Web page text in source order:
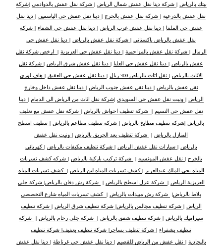
بيتك بالرياض | شركة دينا نقل عفش شمال الرياض | شركة نقل عفش بالدوادمي |شركة
نقل عفش بالدرعية | شركة نقل عفش بالخرج | دينا نقل عفش حي الياسمين | دينا نقل
عفش حي الملقا | دينا نقل عفش غرب الرياض | دينا نقل عفش حي الشفاء | شركة
نقل عفش بالرياض باكستاني | شركة نقل عفش بالرياض | دينا نقل عفش حي
الرمال | شركة نقل عفش بالمزاحمية | دينا نقل عفش حي العزيزية | ارخص شركة نقل
عفش بالرياض | دينا نقل عفش حي العليا | دينا نقل عفش شرق الرياض | شركة نقل
الاثاث بالرياض | نقل اثاث بالرياض 300 ريال | دينا نقل عفش حي العقيق | هاف لوري
نقل عفش بالرياض | دينا نقل عفش جنوب الرياض | دينا نقل عفش داخل وخارج
الرياض | ونيت نقل عفش حي السويدي |شركة نقل اثاث من الرياض الى الدمام | دينا
نقل عفش حي النسيم | شركة تنظيف احواش بالرياض | شركة نقل عفش مع تغليف
بالرياض |شركة تنظيف مطابخ بالرياض | شركة تنظيف مطاعم بالرياض | تنظيف اسطح
المنازل بالرياض | شركة تنظيف بعد الحريق بالرياض | ونيت نقل عفش
بالرياض | سيارات نقل عفش الرياض | شركة تنظيف مكيفات بالرياض | كهربائي
بالخرج | نقل عفش المونسيه | شركة تركيب باركية بالرياض | شركه كشف تسربات
المياه بحي الملك عبدالعزيز | كشف تسربات المياه لبن الرياض | كشف تسربات المياه
العزيزية الرياض | شركة عزل اسطح بالرياض | شركة رش دفان بالرياض| شركة جلي
بلاط بالرياض| شركة رش مبيدات بالرياض | كشف تسربات المياه شارع التخصصي
الرياض | شركة تنظيف مجالس بالرياض| شركة تنظيف شرق الرياض | شركة تنظيف
سيراميك بالرياض | شركة تنظيف شقق بالرياض | شركة جلى رخام بالرياض | شركة
تنظيف بشقراء | شركة تنظيف بساجر | شركة تنظيف بعفيف| شركة تنظيف
بالبجادية | نقل عفش من الرياض للقصيم | دينا نقل عفش حي غرناطة | دينا نقل عفش